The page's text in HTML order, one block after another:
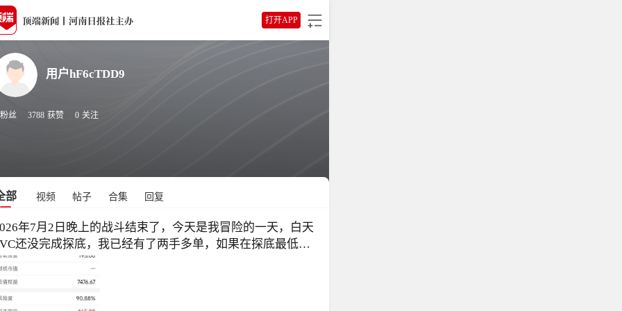
打开APP
用户hF6cTDD9
粉丝 3788 获赞 0 关注
部 视频 帖子 合集 回复
年7月2日晚上的战斗结束了，今天是我冒险的一天，白天
还没完成探底，我已经有了两手多单，如果在探底最低
，就不够保证金加仓的，于是我冒险“主动买套”，留下了被
强平的截图。 结果李必成立刻蹦出来嘲笑我，它也多了
，但是我要求自己在节奏的掌握中远远胜于它。 《币安》